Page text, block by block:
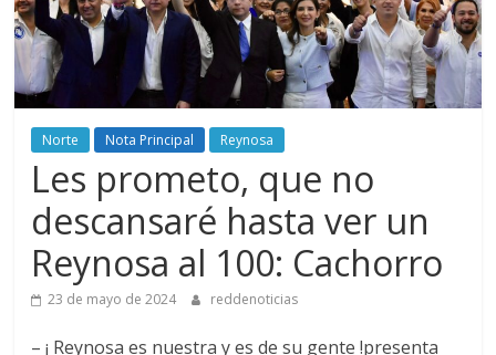
Norte Nota Principal Reynosa
Les prometo, que no
descansaré hasta ver un
Reynosa al 100: Cachorro
23 de mayo de 2024 reddenoticias
– ¡ Reynosa es nuestra y es de su gente !presenta